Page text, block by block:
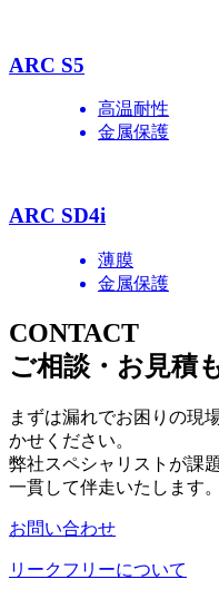
ARC S5
高温耐性
金属保護
ARC SD4i
薄膜
金属保護
CONTACT
ご相談・お見積
まずは漏れでお困りの現
かせください。
弊社スペシャリストが課
一貫して伴走いたします。
お問い合わせ
リークフリーについて